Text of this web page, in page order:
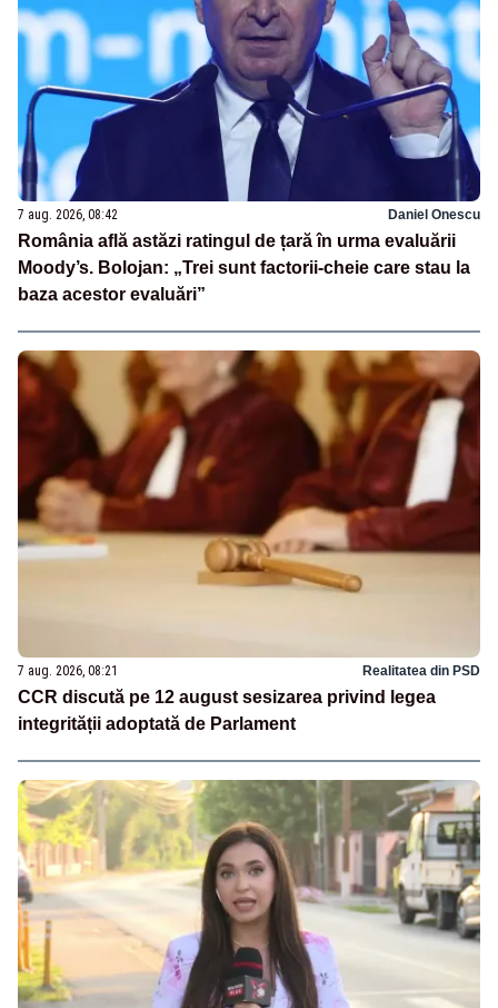
7 aug. 2026, 08:42 Daniel Onescu
România află astăzi ratingul de țară în urma evaluării
Moody’s. Bolojan: „Trei sunt factorii-cheie care stau la
baza acestor evaluări”
7 aug. 2026, 08:21 Realitatea din PSD
CCR discută pe 12 august sesizarea privind legea
integrității adoptată de Parlament